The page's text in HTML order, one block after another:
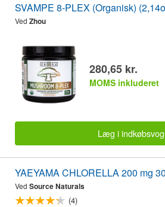
SVAMPE 8-PLEX (Organisk)
Ved Zhou
280,65 kr.
MOMS inkluderet
Læg i
YAEYAMA CHLORELLA 200 mg
Ved Source Naturals
(4)